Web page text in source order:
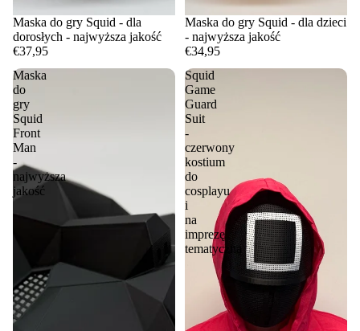
Maska do gry Squid - dla
dorosłych - najwyższa jakość
€37,95
Maska do gry Squid - dla dzieci
- najwyższa jakość
€34,95
Maska
do
gry
Squid
Front
Man
-
najwyższa
jakość
Squid
Game
Guard
Suit
-
czerwony
kostium
do
cosplayu
i
na
imprezę
tematyczną